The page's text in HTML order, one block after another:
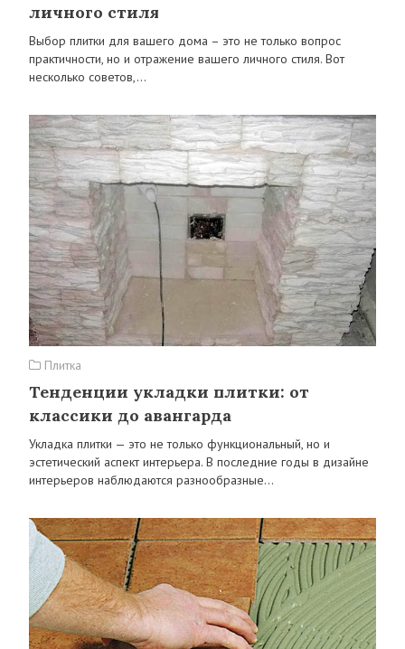
личного стиля
Выбор плитки для вашего дома – это не только вопрос
практичности, но и отражение вашего личного стиля. Вот
несколько советов,…
Плитка
Тенденции укладки плитки: от
классики до авангарда
Укладка плитки — это не только функциональный, но и
эстетический аспект интерьера. В последние годы в дизайне
интерьеров наблюдаются разнообразные…